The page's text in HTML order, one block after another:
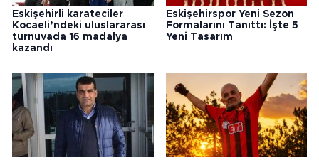
Eskişehirli karateciler
Kocaeli’ndeki uluslararası
turnuvada 16 madalya
kazandı
Eskişehirspor Yeni Sezon
Formalarını Tanıttı: İşte 5
Yeni Tasarım